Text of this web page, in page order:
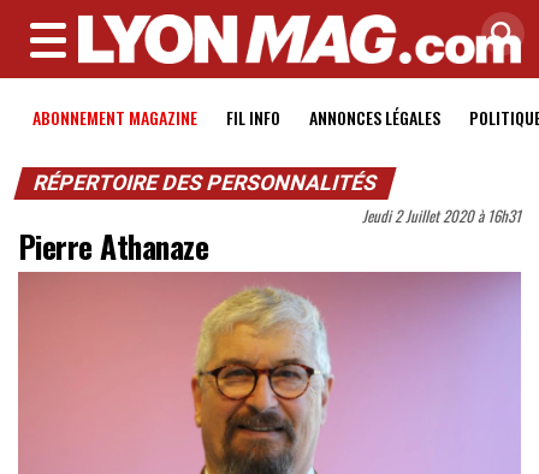
MENU
ABONNEMENT MAGAZINE FIL INFO ANNONCES LÉGALES
RÉPERTOIRE DES PERSONNALITÉS
Jeudi 2 Juillet 2020 à 16h31
Pierre Athanaze